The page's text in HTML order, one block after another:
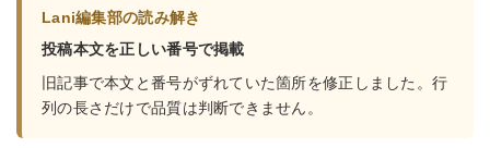
Lani編集部の読み解き
投稿本文を正しい番号で掲載
旧記事で本文と番号がずれていた箇所を修正しました。行
列の長さだけで品質は判断できません。